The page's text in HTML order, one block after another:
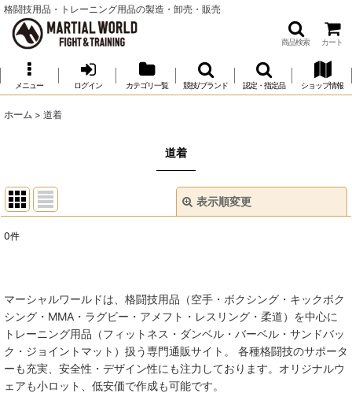
格闘技用品・トレーニング用品の製造・卸売・販売
商品検索 カート
メニュー ログイン カテゴリ一覧 競技/ブランド 認定・指定品 ショップ情報
ホーム > 道着
道着
表示順変更
絞り込む
0件
マーシャルワールドは、格闘技用品（空手・ボクシング・キックボク
シング・MMA・ラグビー・アメフト・レスリング・柔道）を中心に
トレーニング用品（フィットネス・ダンベル・バーベル・サンドバッ
ク・ジョイントマット）扱う専門通販サイト。 各種格闘技のサポータ
ーも充実、安全性・デザイン性にも注力しております。オリジナルウ
ェアも小ロット、低安価で作成も可能です。